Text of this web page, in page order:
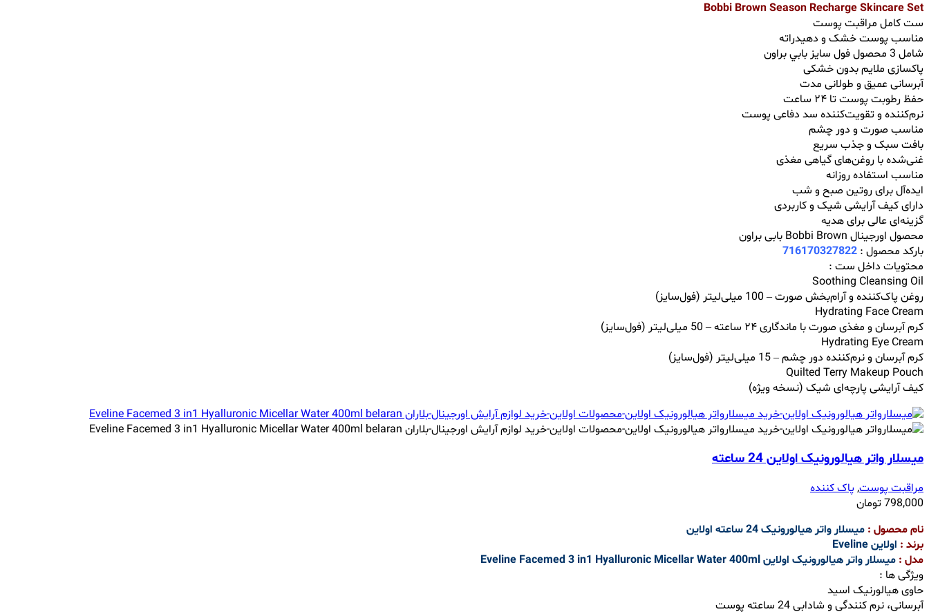
Bobbi Brown Season Recharge Skincare Set
ست کامل مراقبت پوست
مناسب پوست خشک و دهیدراته
شامل 3 محصول فول ‌سایز بابي براون
پاکسازی ملایم بدون خشکی
آبرسانی عمیق و طولانی مدت
حفظ رطوبت پوست تا ۲۴ ساعت
نرم‌کننده و تقویت‌کننده سد دفاعی پوست
مناسب صورت و دور چشم
بافت سبک و جذب سریع
غنی‌شده با روغن‌های گیاهی مغذی
مناسب استفاده روزانه
ایده‌آل برای روتین صبح و شب
دارای کیف آرایشی شیک و کاربردی
گزینه‌ای عالی برای هدیه
محصول اورجینال Bobbi Brown بابی براون
بارکد محصول : 716170327822
محتویات داخل ست :
Soothing Cleansing Oil
روغن پاک‌کننده و آرام‌بخش صورت – 100 میلی‌لیتر (فول‌سایز)
Hydrating Face Cream
کرم آبرسان و مغذی صورت با ماندگاری ۲۴ ساعته – 50 میلی‌لیتر (فول‌سایز)
Hydrating Eye Cream
کرم آبرسان و نرم‌کننده دور چشم – 15 میلی‌لیتر (فول‌سایز)
Quilted Terry Makeup Pouch
کیف آرایشی پارچه‌ای شیک (نسخه ویژه)
میسلار واتر هیالورونیک اولاین 24 ساعته
مراقبت پوست,پاک کننده
798,000تومان
نام محصول : میسلار واتر هیالورونیک 24 ساعته اولاین
برند : اولاین Eveline
مدل : میسلار واتر هیالورونیک اولاین Eveline Facemed 3 in1 Hyalluronic Micellar Water 400ml
ویژگی ها :
حاوی هیالورنیک اسید
آبرسانی، نرم کنندگی و شادابی 24 ساعته پوست